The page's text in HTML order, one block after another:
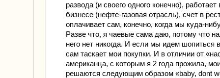
развода (и своего одного конечно),
бизнесе (нефте-газовая отрасль), счет в
оплачивает сам, конечно, когда мы куда-
Разве что, я чаевые сама даю, потому что
него нет никогда. И если мы идем шопиться
сам таскает мои покупки. И в отличии от
американца, с которым я 2 года прожила,
решаются следующим образом «baby, dont